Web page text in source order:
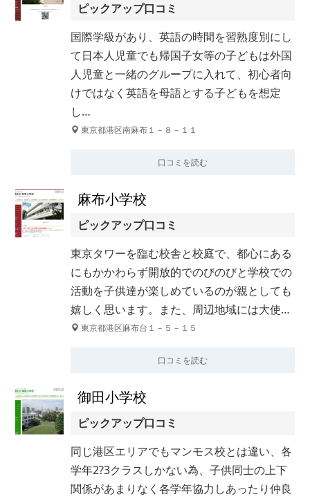
ピックアップ口コミ
国際学級があり、英語の時間を習熟度別にし
て日本人児童でも帰国子女等の子どもは外国
人児童と一緒のグループに入れて、初心者向
けではなく英語を母語とする子どもを想定
し…
東京都港区南麻布１－８－１１
口コミを読む
麻布小学校
ピックアップ口コミ
東京タワーを臨む校舎と校庭で、都心にある
にもかかわらず開放的でのびのびと学校での
活動を子供達が楽しめているのが親としても
嬉しく思います。また、周辺地域には大使…
東京都港区麻布台１－５－１５
口コミを読む
御田小学校
ピックアップ口コミ
同じ港区エリアでもマンモス校とは違い、各
学年2?3クラスしかない為、子供同士の上下
関係があまりなく各学年協力しあったり仲良